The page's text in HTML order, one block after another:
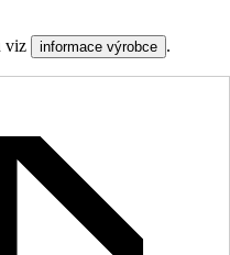
viz informace výrobce .